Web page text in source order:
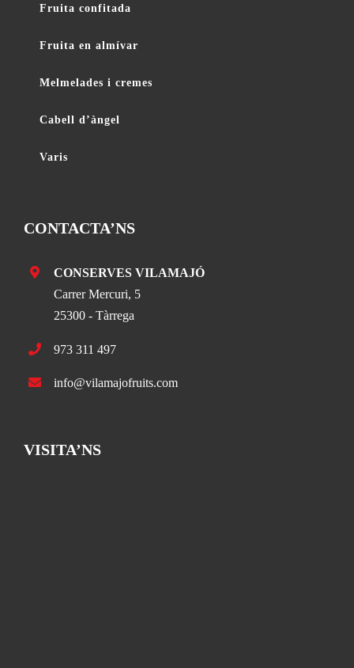
Fruita confitada
Fruita en almívar
Melmelades i cremes
Cabell d’àngel
Varis
CONTACTA’NS
CONSERVES VILAMAJÓ
Carrer Mercuri, 5
25300 - Tàrrega
973 311 497
info@vilamajofruits.com
VISITA’NS